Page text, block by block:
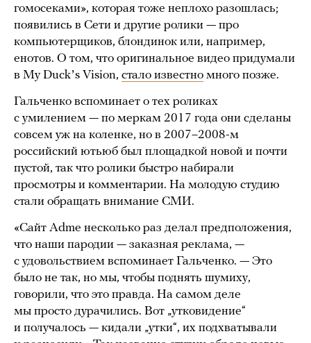
гомосеками», которая тоже неплохо разошлась;
появились в Сети и другие ролики — про
компьютерщиков, блондинок или, например,
енотов. О том, что оригинальное видео придумали
в My Duckʼs Vision, стало известно много позже.
Гальченко вспоминает о тех роликах
с умилением — по меркам 2017 года они сделаны
совсем уж на коленке, но в 2007–2008-м
российский ютьюб был площадкой новой и почти
пустой, так что ролики быстро набирали
просмотры и комментарии. На молодую студию
стали обращать внимание СМИ.
«Сайт Adme несколько раз делал предположения,
что наши пародии — заказная реклама, —
с удовольствием вспоминает Гальченко. — Это
было не так, но мы, чтобы поднять шумиху,
говорили, что это правда. На самом деле
мы просто дурачились. Вот „утковидение“
и получалось — кидали „утки“, их подхватывали